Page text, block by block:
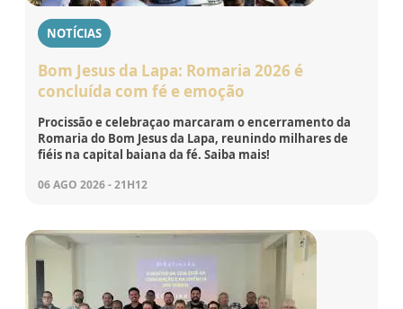
NOTÍCIAS
Bom Jesus da Lapa: Romaria 2026 é
concluída com fé e emoção
Procissão e celebraçao marcaram o encerramento da
Romaria do Bom Jesus da Lapa, reunindo milhares de
fiéis na capital baiana da fé. Saiba mais!
06 AGO 2026 - 21H12